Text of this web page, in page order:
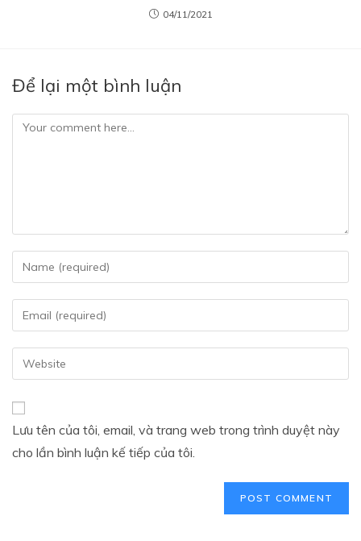
04/11/2021
Để lại một bình luận
Lưu tên của tôi, email, và trang web trong trình duyệt này
cho lần bình luận kế tiếp của tôi.